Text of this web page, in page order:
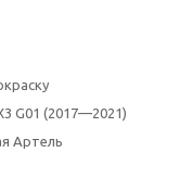
G01 (2017—2021)
Артель